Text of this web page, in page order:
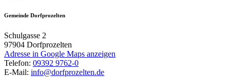
Gemeinde Dorfprozelten
Schulgasse 2
97904 Dorfprozelten
Adresse in Google Maps anzeigen
Telefon: 09392 9762-0
E-Mail: info@dorfprozelten.de